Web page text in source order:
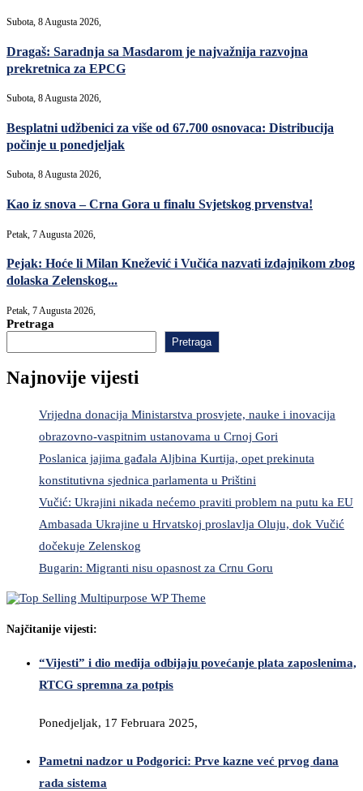
Subota, 8 Augusta 2026,
Dragaš: Saradnja sa Masdarom je najvažnija razvojna
prekretnica za EPCG
Subota, 8 Augusta 2026,
Besplatni udžbenici za više od 67.700 osnovaca: Distribucija
počinje u ponedjeljak
Subota, 8 Augusta 2026,
Kao iz snova – Crna Gora u finalu Svjetskog prvenstva!
Petak, 7 Augusta 2026,
Pejak: Hoće li Milan Knežević i Vučića nazvati izdajnikom zbog
dolaska Zelenskog...
Petak, 7 Augusta 2026,
Pretraga
Pretraga
Najnovije vijesti
Vrijedna donacija Ministarstva prosvjete, nauke i inovacija
obrazovno-vaspitnim ustanovama u Crnoj Gori
Poslanica jajima gađala Aljbina Kurtija, opet prekinuta
konstitutivna sjednica parlamenta u Prištini
Vučić: Ukrajini nikada nećemo praviti problem na putu ka EU
Ambasada Ukrajine u Hrvatskoj proslavlja Oluju, dok Vučić
dočekuje Zelenskog
Bugarin: Migranti nisu opasnost za Crnu Goru
Najčitanije vijesti:
“Vijesti” i dio medija odbijaju povećanje plata zaposlenima,
RTCG spremna za potpis
Ponedjeljak, 17 Februara 2025,
Pametni nadzor u Podgorici: Prve kazne već prvog dana
rada sistema